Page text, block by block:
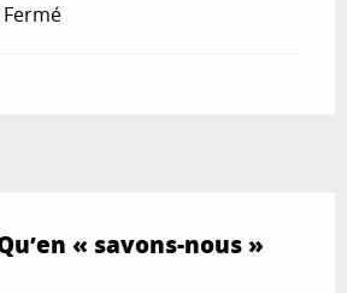
Fermé
« savons-nous »